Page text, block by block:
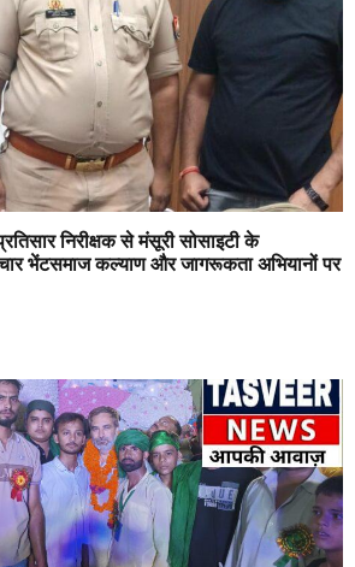
निरीक्षक से मंसूरी सोसाइटी के
भेंटसमाज कल्याण और जागरूकता अभियानों पर